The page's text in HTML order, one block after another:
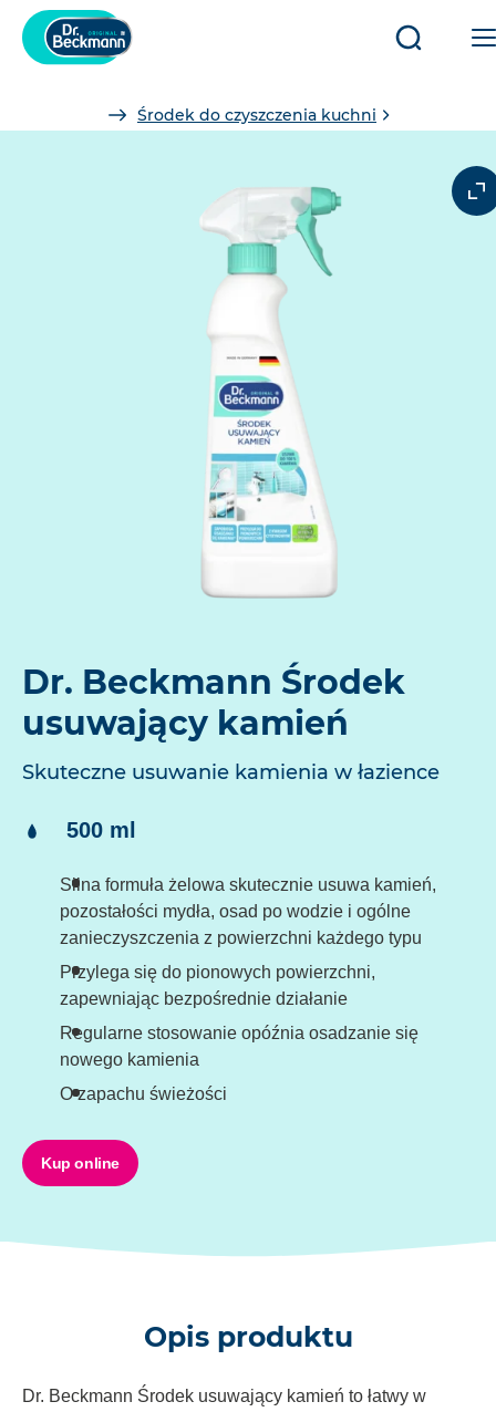
Otwórz/
Środek do czyszczenia kuchni
Dr. Beckmann Środek
usuwający kamień
Skuteczne usuwanie kamienia w łazience
Treść:500 ml
Silna formuła żelowa skutecznie usuwa kamień,
pozostałości mydła, osad po wodzie i ogólne
zanieczyszczenia z powierzchni każdego typu
Przylega się do pionowych powierzchni,
zapewniając bezpośrednie działanie
Regularne stosowanie opóźnia osadzanie się
nowego kamienia
O zapachu świeżości
Kup online
Opis produktu
Dr. Beckmann Środek usuwający kamień to łatwy w